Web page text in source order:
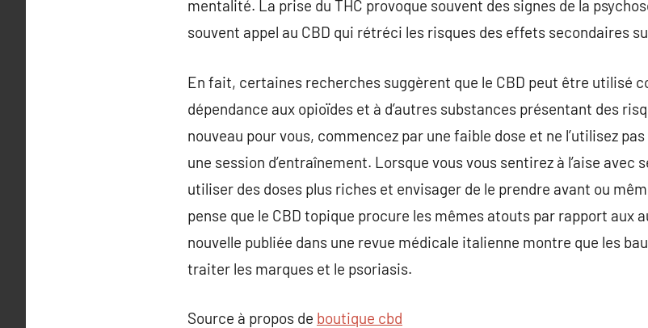
mentalité. La prise du THC provoque souvent des signes de la
souvent appel au CBD qui rétréci les risques des effets secondaires
En fait, certaines recherches suggèrent que le CBD peut être utilisé
dépendance aux opioïdes et à d’autres substances présentant des
nouveau pour vous, commencez par une faible dose et ne l’utilisez
une session d’entraînement. Lorsque vous vous sentirez à l’aise
utiliser des doses plus riches et envisager de le prendre avant ou
pense que le CBD topique procure les mêmes atouts par rapport aux
nouvelle publiée dans une revue médicale italienne montre que les
traiter les marques et le psoriasis.
Source à propos de boutique cbd